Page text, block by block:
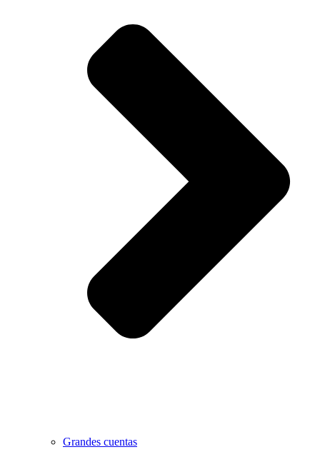
Grandes cuentas